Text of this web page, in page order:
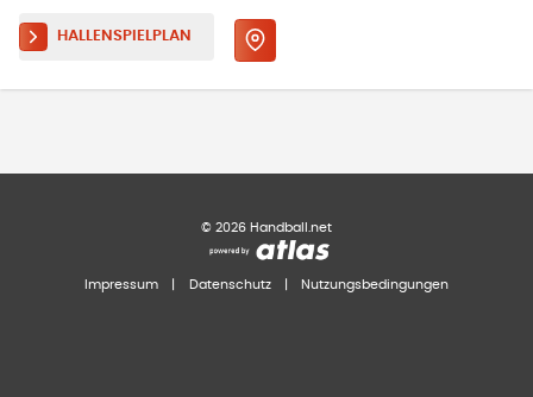
HALLENSPIELPLAN
© 2026 Handball.net
Impressum Datenschutz Nutzungsbedingungen